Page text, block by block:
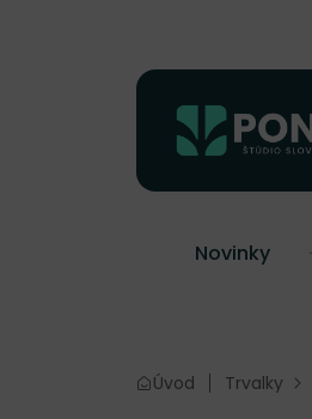
Novinky
Úvod Trvalky